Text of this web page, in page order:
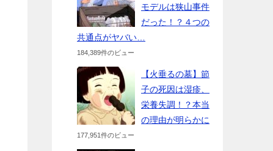
モデルは狭山事件
だった！？４つの
共通点がヤバい…
184,389件のビュー
【火垂るの墓】節
子の死因は湿疹、
栄養失調！？本当
の理由が明らかに
177,951件のビュー